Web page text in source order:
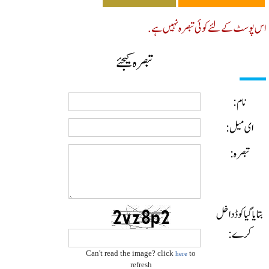
کے لئے کوئی تبصرہ نہیں ہے.
تبصرہ کیجئے
نام:
ای میل:
تبصرہ:
گیا کوڈ داخل
کرے:
Can't read the image? clickhere
refresh